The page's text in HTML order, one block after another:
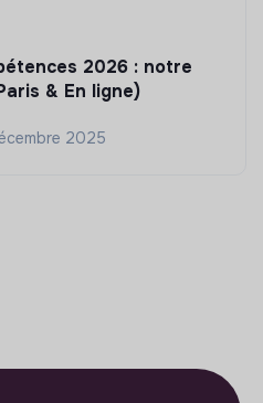
2026 : notre
& En ligne)
2025